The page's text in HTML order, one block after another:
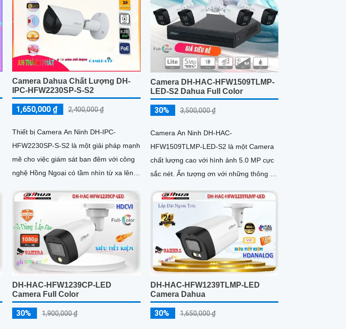
Camera Dahua Chất Lượng DH-
IPC-HFW2230SP-S-S2
1,650,000 ₫ 2,400,000 ₫
Thiết bị Camera An Ninh DH-IPC-
HFW2230SP-S-S2 là một giải pháp mạnh
mẽ cho việc giám sát ban đêm với công
nghệ Hồng Ngoại có tầm nhìn từ xa lên
Camera DH-HAC-HFW1509TLMP-
LED-S2 Dahua Full Color
30% 3,500,000 ₫
Camera An Ninh DH-HAC-
HFW1509TLMP-LED-S2 là một Camera
chất lượng cao với hình ảnh 5.0 MP cực
sắc nét. Ấn tượng ơn với những thông số
sắc...
DH-HAC-HFW1239CP-LED
Camera Full Color
30% 1,900,000 ₫
DH-HAC-HFW1239TLMP-LED
Camera Dahua
30% 1,650,000 ₫